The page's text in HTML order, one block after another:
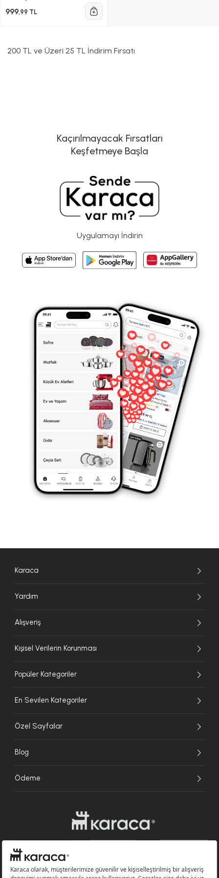
999,99 TL
200 TL ve Üzeri 25 TL İndirim Fırsatı
Kaçırılmayacak Fırsatları
Keşfetmeye Başla
Uygulamayı İndirin
Karaca
Yardım
Alışveriş
Kişisel Verilerin Korunması
Popüler Kategoriler
En Sevilen Kategoriler
Özel Sayfalar
Blog
Ödeme